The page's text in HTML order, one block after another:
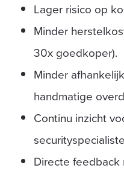
Lager risico op
Minder
30x goedkoper).
Minder
handmatige
Continu inzicht
Directe feedback